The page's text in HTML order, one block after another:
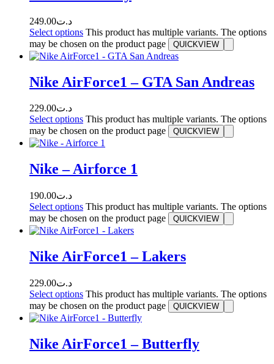
د.ت249.00
Select options This product has multiple variants. The options
may be chosen on the product page
QUICKVIEW
Nike AirForce1 – GTA San Andreas
د.ت229.00
Select options This product has multiple variants. The options
may be chosen on the product page
QUICKVIEW
Nike – Airforce 1
د.ت190.00
Select options This product has multiple variants. The options
may be chosen on the product page
QUICKVIEW
Nike AirForce1 – Lakers
د.ت229.00
Select options This product has multiple variants. The options
may be chosen on the product page
QUICKVIEW
Nike AirForce1 – Butterfly